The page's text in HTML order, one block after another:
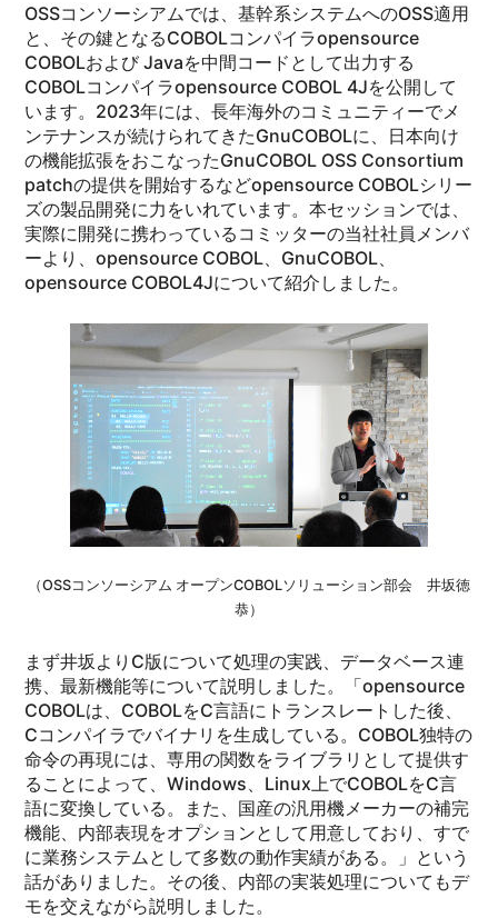
OSSコンソーシアムでは、基幹系システムへのOSS適用
と、その鍵となるCOBOLコンパイラopensource
COBOLおよび Javaを中間コードとして出力する
COBOLコンパイラopensource COBOL 4Jを公開して
います。2023年には、長年海外のコミュニティーでメ
ンテナンスが続けられてきたGnuCOBOLに、日本向け
の機能拡張をおこなったGnuCOBOL OSS Consortium
patchの提供を開始するなどopensource COBOLシリー
ズの製品開発に力をいれています。本セッションでは、
実際に開発に携わっているコミッターの当社社員メンバ
ーより、opensource COBOL、GnuCOBOL、
opensource COBOL4Jについて紹介しました。
（OSSコンソーシアム オープンCOBOLソリューション部会 井坂徳
恭）
まず井坂よりC版について処理の実践、データベース連
携、最新機能等について説明しました。「opensource
COBOLは、COBOLをC言語にトランスレートした後、
Cコンパイラでバイナリを生成している。COBOL独特の
命令の再現には、専用の関数をライブラリとして提供す
ることによって、Windows、Linux上でCOBOLをC言
語に変換している。また、国産の汎用機メーカーの補完
機能、内部表現をオプションとして用意しており、すで
に業務システムとして多数の動作実績がある。」という
話がありました。その後、内部の実装処理についてもデ
モを交えながら説明しました。